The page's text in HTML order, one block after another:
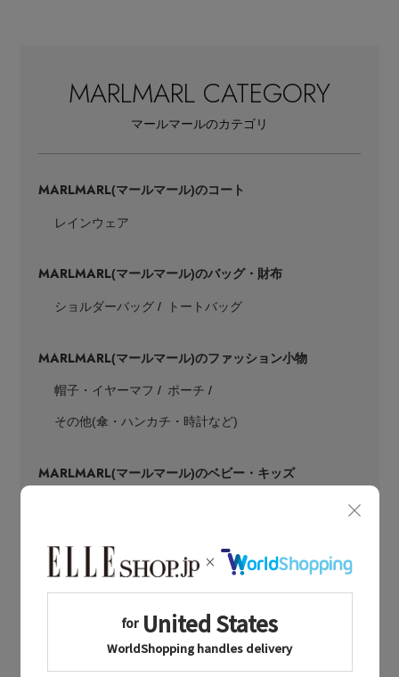
MARLMARL CATEGORY
マールマールのカテゴリ
MARLMARL(マールマール)のコート
レインウェア
MARLMARL(マールマール)のバッグ・財布
ショルダーバッグ トートバッグ
MARLMARL(マールマール)のファッション小物
帽子・イヤーマフ ポーチ
その他(傘・ハンカチ・時計など)
MARLMARL(マールマール)のベビー・キッズ
LATEST TOPICS